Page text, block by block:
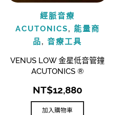
經脈音療
ACUTONICS, 能量商
品, 音療工具
VENUS LOW 金星低音管鐘
ACUTONICS ®
NT$12,880
加入購物車